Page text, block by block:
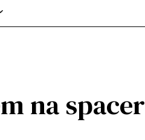
na spacer